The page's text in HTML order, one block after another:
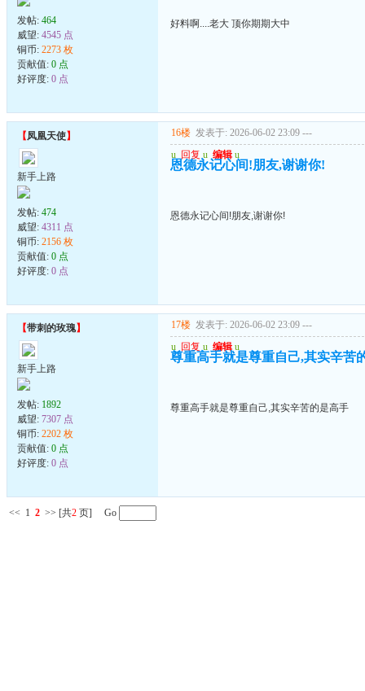
发帖: 464
威望: 4545 点
铜币: 2273 枚
贡献值: 0 点
好评度: 0 点
好料啊....老大 顶你期期大中
【凤凰天使】
新手上路
发帖: 474
威望: 4311 点
铜币: 2156 枚
贡献值: 0 点
好评度: 0 点
16楼 发表于: 2026-06-02 23:09 ---
u 回复 u 编辑 u
恩德永记心间!朋友,谢谢你!
恩德永记心间!朋友,谢谢你!
【带刺的玫瑰】
新手上路
发帖: 1892
威望: 7307 点
铜币: 2202 枚
贡献值: 0 点
好评度: 0 点
17楼 发表于: 2026-06-02 23:09 ---
u 回复 u 编辑 u
尊重高手就是尊重自己,其实辛苦
尊重高手就是尊重自己,其实辛苦的是高手
<< 1 2 >> [共2 页] Go